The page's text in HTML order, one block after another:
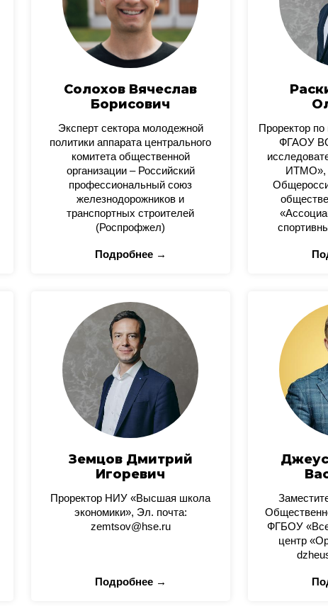
Солохов Вячеслав
Борисович
Эксперт сектора молодежной
политики аппарата центрального
комитета общественной
организации – Российский
профессиональный союз
железнодорожников и
транспортных строителей
(Роспрофжел)
Подробнее →
Проректор
ФГАОУ
ИТМО»,
Земцов Дмитрий
Игоревич
Проректор НИУ «Высшая школа
экономики», Эл. почта:
zemtsov@hse.ru
Подробнее →
ФГБОУ
центр